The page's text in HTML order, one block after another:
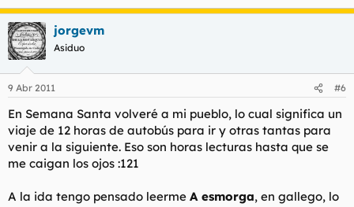
jorgevm
Asiduo
9 Abr 2011 #6
En Semana Santa volveré a mi pueblo, lo cual significa un
viaje de 12 horas de autobús para ir y otras tantas para
venir a la siguiente. Eso son horas lecturas hasta que se
me caigan los ojos :121
A la ida tengo pensado leerme A esmorga, en gallego, lo